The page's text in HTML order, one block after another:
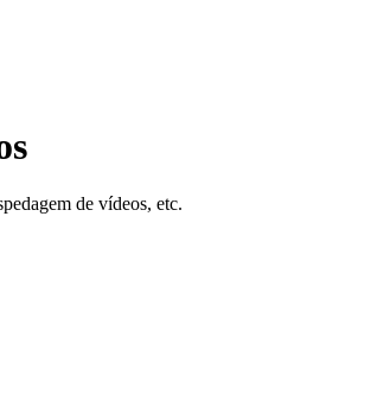
de vídeos, etc.